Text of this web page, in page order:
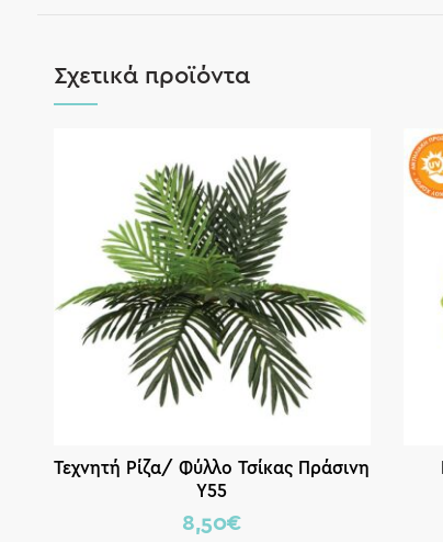
Σχετικά προϊόντα
Τεχνητή Ρίζα/ Φύλλο Τσίκας Πράσινη
Y55
8,50€